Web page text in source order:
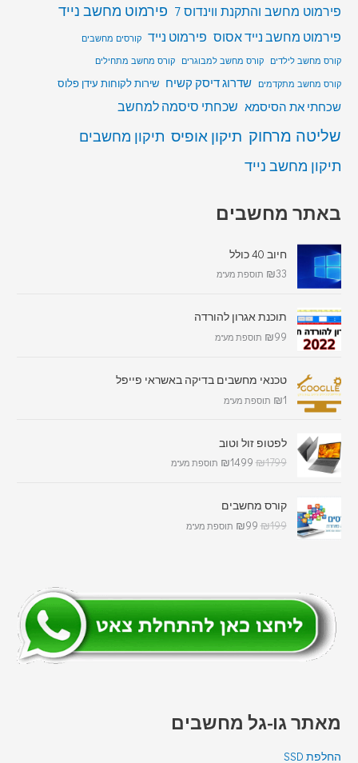
פירמוט מחשב והתקנת ווינדוס 7
פירמוט מחשב נייד
פירמוט מחשב נייד אסוס פירמוט נייד קורסים מחשבים
קורס מחשב לילדים
קורס מחשב למבוגרים
קורס מחשב מתחילים
קורס מחשב מתקדמים
שדרוג דיסק קשיח שירות לקוחות עידן פלוס
שכחתי את הסיסמא שכחתי סיסמה למחשב
שליטה מרחוק תיקון אופיס תיקון מחשבים
תיקון מחשב נייד
באתר מחשבים
חיוב 40 כולל
₪33 תוספת מע"מ
תוכנת אגרון להורדה
₪99 תוספת מע"מ
טכנאי מחשבים בדיקה באשראי פייפל
₪1 תוספת מע"מ
לפטופ זול וטוב
₪1799
₪1499 תוספת מע"מ
קורס מחשבים
₪199
₪99 תוספת מע"מ
מאתר גו-גל מחשבים
החלפת SSD